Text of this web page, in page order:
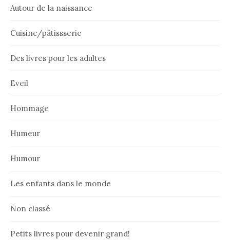
Autour de la naissance
Cuisine/pâtissserie
Des livres pour les adultes
Eveil
Hommage
Humeur
Humour
Les enfants dans le monde
Non classé
Petits livres pour devenir grand!